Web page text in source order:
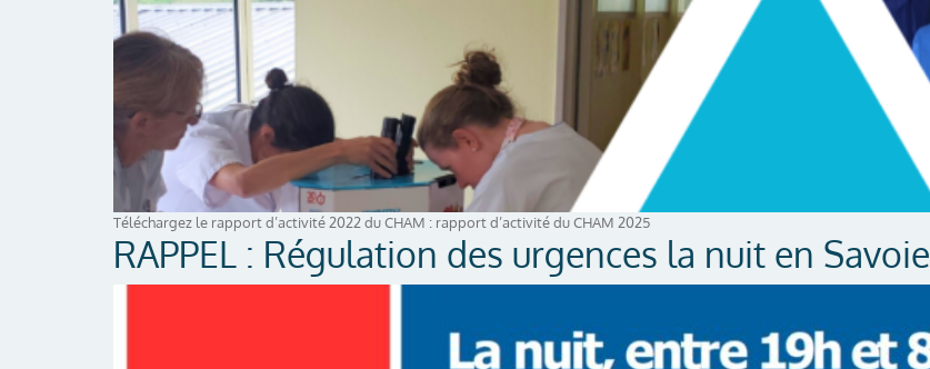
Téléchargez le rapport d’activité 2022 du CHAM : rapport d’activité du CHAM 2025
RAPPEL : Régulation des urgences la nuit en Savoie